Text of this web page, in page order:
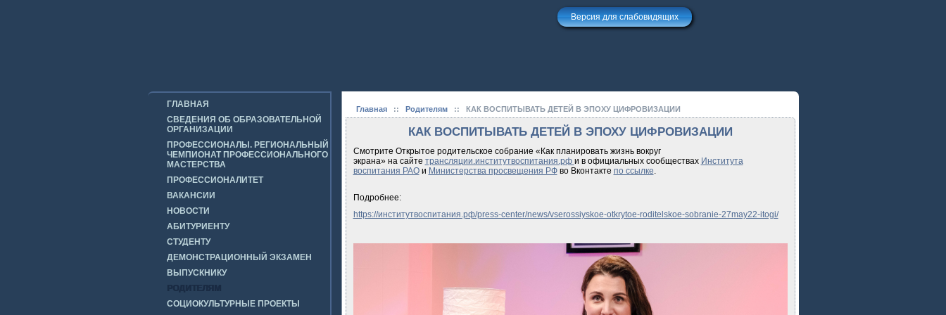
Версия для слабовидящих
ГЛАВНАЯ
СВЕДЕНИЯ ОБ ОБРАЗОВАТЕЛЬНОЙ
ОРГАНИЗАЦИИ
ПРОФЕССИОНАЛЫ. РЕГИОНАЛЬНЫЙ
ЧЕМПИОНАТ ПРОФЕССИОНАЛЬНОГО
МАСТЕРСТВА
ПРОФЕССИОНАЛИТЕТ
ВАКАНСИИ
НОВОСТИ
АБИТУРИЕНТУ
СТУДЕНТУ
ДЕМОНСТРАЦИОННЫЙ ЭКЗАМЕН
ВЫПУСКНИКУ
СОЦИОКУЛЬТУРНЫЕ ПРОЕКТЫ
Главная:: Родителям:: КАК ВОСПИТЫВАТЬ ДЕТЕЙ В ЭПОХУ ЦИФРОВИЗАЦИИ
КАК ВОСПИТЫВАТЬ ДЕТЕЙ В ЭПОХУ ЦИФРОВИЗАЦИИ
Смотрите Открытое родительское собрание «Как планировать жизнь вокруг
экрана» на сайте трансляции.институтвоспитания.рф и в официальных сообществах Института
воспитания РАОи Министерства просвещения РФво Вконтакте по ссылке.
Подробнее:
https://институтвоспитания.рф/press-center/news/vserossiyskoe-otkrytoe-roditelskoe-sobranie-27may22-itogi/